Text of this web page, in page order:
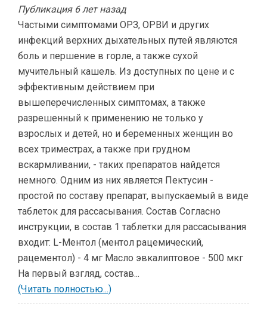
Публикация 6 лет назад
Частыми симптомами ОРЗ, ОРВИ и других
инфекций верхних дыхательных путей являются
боль и першение в горле, а также сухой
мучительный кашель. Из доступных по цене и с
эффективным действием при
вышеперечисленных симптомах, а также
разрешенный к применению не только у
взрослых и детей, но и беременных женщин во
всех триместрах, а также при грудном
вскармливании, - таких препаратов найдется
немного. Одним из них является Пектусин -
простой по составу препарат, выпускаемый в виде
таблеток для рассасывания. Состав Согласно
инструкции, в состав 1 таблетки для рассасывания
входит: L-Ментол (ментол рацемический,
рацементол) - 4 мг Масло эвкалиптовое - 500 мкг
На первый взгляд, состав...
(Читать полностью...)